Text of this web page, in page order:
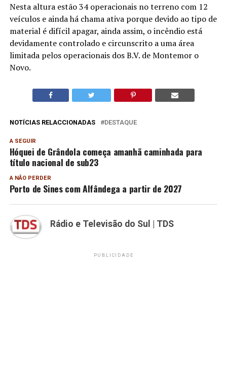
Nesta altura estão 34 operacionais no terreno com 12
veículos e ainda há chama ativa porque devido ao tipo de
material é difícil apagar, ainda assim, o incêndio está
devidamente controlado e circunscrito a uma área
limitada pelos operacionais dos B.V. de Montemor o
Novo.
NOTÍCIAS RELACCIONADAS DESTAQUE
A SEGUIR
Hóquei de Grândola começa amanhã caminhada para
título nacional de sub23
A NÃO PERDER
Porto de Sines com Alfândega a partir de 2027
Rádio e Televisão do Sul | TDS
PUBLICIDADE